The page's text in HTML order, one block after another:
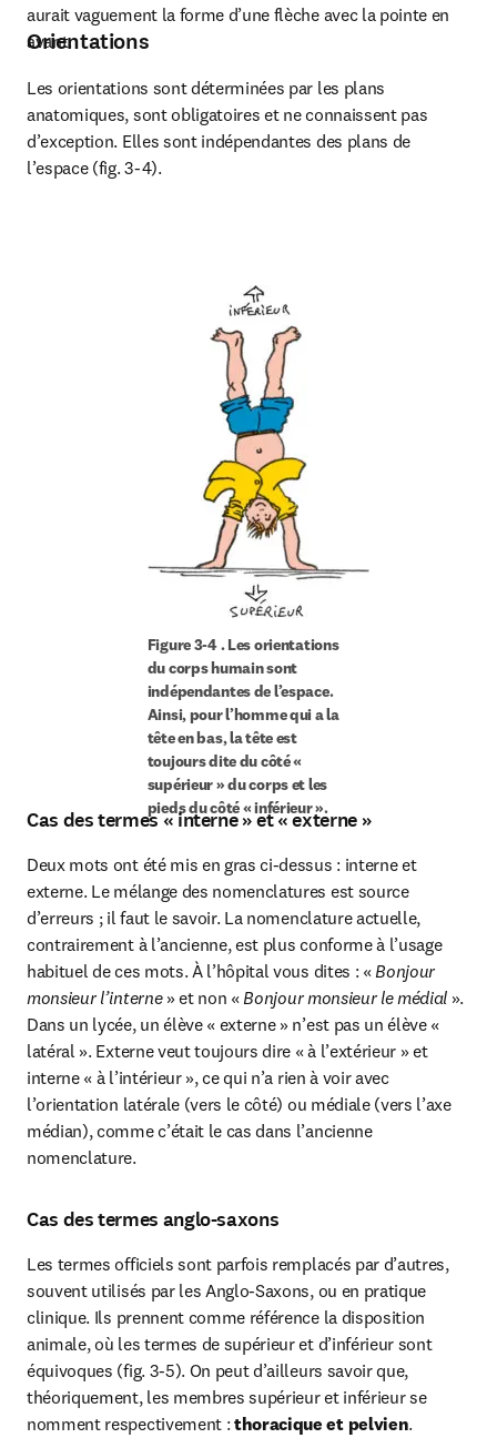
aurait vaguement la forme d’une flèche avec la pointe en
avant.
Orientations
Les orientations sont déterminées par les plans
anatomiques, sont obligatoires et ne connaissent pas
d’exception. Elles sont indépendantes des plans de
l’espace (fig. 3-4).
Figure 3-4 . Les orientations
du corps humain sont
indépendantes de l’espace.
Ainsi, pour l’homme qui a la
tête en bas, la tête est
toujours dite du côté «
supérieur » du corps et les
pieds du côté « inférieur ».
Cas des termes « interne » et « externe »
Deux mots ont été mis en gras ci-dessus : interne et
externe. Le mélange des nomenclatures est source
d’erreurs ; il faut le savoir. La nomenclature actuelle,
contrairement à l’ancienne, est plus conforme à l’usage
habituel de ces mots. À l’hôpital vous dites : « Bonjour
monsieur l’interne » et non « Bonjour monsieur le médial ».
Dans un lycée, un élève « externe » n’est pas un élève «
latéral ». Externe veut toujours dire « à l’extérieur » et
interne « à l’intérieur », ce qui n’a rien à voir avec
l’orientation latérale (vers le côté) ou médiale (vers l’axe
médian), comme c’était le cas dans l’ancienne
nomenclature.
Cas des termes anglo-saxons
Les termes officiels sont parfois remplacés par d’autres,
souvent utilisés par les Anglo-Saxons, ou en pratique
clinique. Ils prennent comme référence la disposition
animale, où les termes de supérieur et d’inférieur sont
équivoques (fig. 3-5). On peut d’ailleurs savoir que,
théoriquement, les membres supérieur et inférieur se
nomment respectivement : thoracique et pelvien.